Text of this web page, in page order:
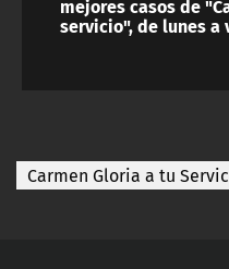
mejores casos de
servicio", de lunes a
Carmen Gloria a tu